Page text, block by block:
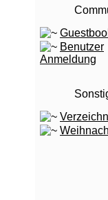
Benutzer
Anmeldung